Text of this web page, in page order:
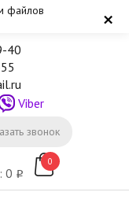
×
файлов
40
Viber
звонок
0
0